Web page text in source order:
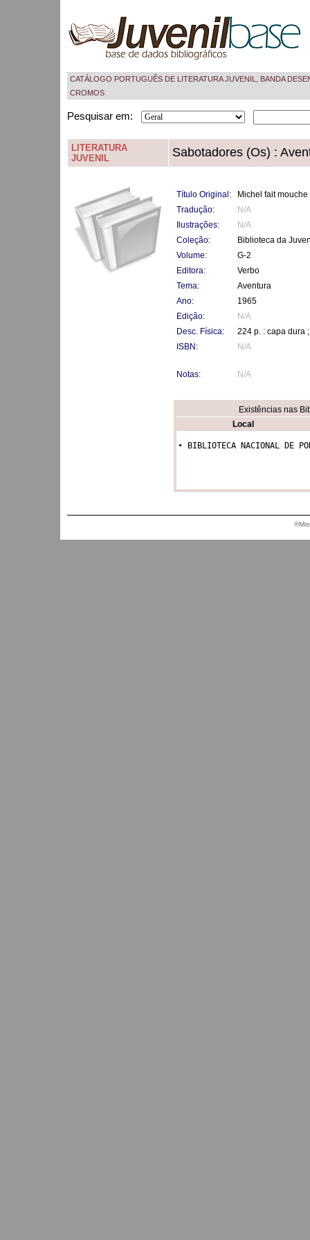
CATÁLOGO PORTUGUÊS DE LITERATURA JUVENIL, BANDA
CROMOS
Pesquisar em:
LITERATURA
JUVENIL
Sabotadores (Os) :
Título Original:
Michel fait mouche
Tradução:
N/A
Ilustrações:
N/A
Coleção:
Biblioteca da
Volume:
G-2
Editora:
Verbo
Tema:
Aventura
Ano:
1965
Edição:
N/A
Desc. Física:
224 p. : capa dura
ISBN:
N/A
Notas: N/A
Existências nas
Local
• BIBLIOTECA NACIONAL DE